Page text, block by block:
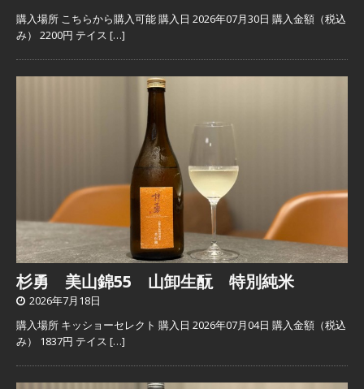
購入場所 こちらから購入可能 購入日 2026年07月30日 購入金額（税込
み） 2200円 テイス […]
杉勇 美山錦55 山卸生酛 特別純米
2026年7月18日
購入場所 キッショーセレクト 購入日 2026年07月04日 購入金額（税込
み） 1837円 テイス […]